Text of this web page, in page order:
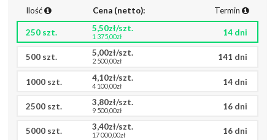
Ilość Cena (netto): Termin
250 szt. 5,50zł/szt.
1 375,00zł 14 dni
500 szt. 5,00zł/szt.
2 500,00zł 141 dni
1000 szt. 4,10zł/szt.
4 100,00zł 14 dni
2500 szt. 3,80zł/szt.
9 500,00zł 16 dni
5000 szt. 3,40zł/szt.
17 000,00zł 16 dni